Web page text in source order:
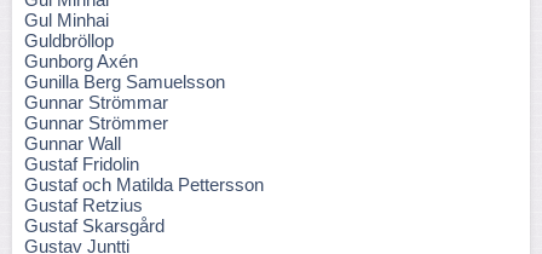
Gul Minhai
Guldbröllop
Gunborg Axén
Gunilla Berg Samuelsson
Gunnar Strömmar
Gunnar Strömmer
Gunnar Wall
Gustaf Fridolin
Gustaf och Matilda Pettersson
Gustaf Retzius
Gustaf Skarsgård
Gustav Juntti